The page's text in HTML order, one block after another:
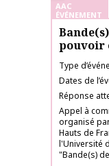
AAC
ÉVÉNEMENT
pouvoir
Type
Dates de
Réponse
Appel à
organisé
Hauts de
l'Université
"Bande(s)